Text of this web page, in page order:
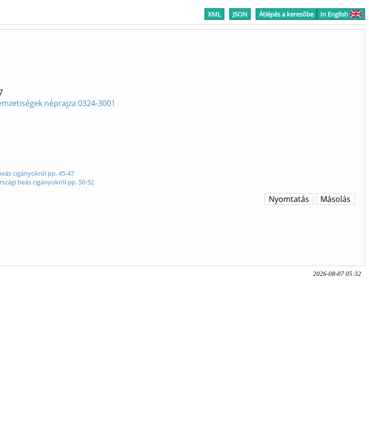
XML JSON Átlépés a keresőbe In English
néprajza 0324-3001
cigányokról pp. 45-47
beás cigányokról pp. 50-52
Másolás
Nyomtatás
2026-08-07 05:32